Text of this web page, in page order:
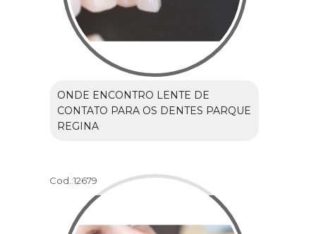
ONDE ENCONTRO LENTE DE
CONTATO PARA OS DENTES PARQUE
REGINA
Cod.:12679